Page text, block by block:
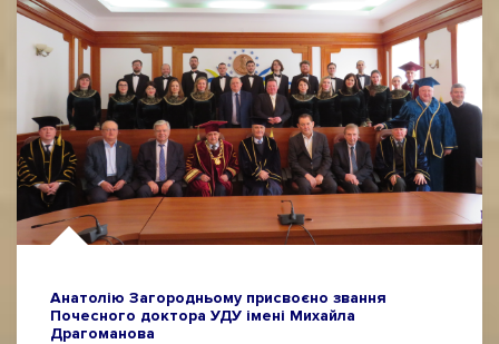
Анатолію Загородньому присвоєно звання
Почесного доктора УДУ імені Михайла
Драгоманова